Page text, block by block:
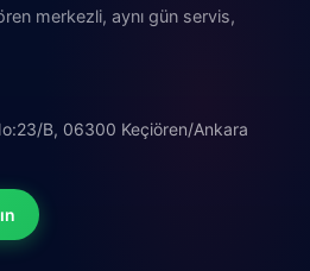
merkezli, aynı gün servis,
B, 06300 Keçiören/Ankara